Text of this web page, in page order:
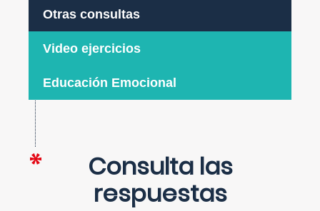
Otras consultas
Video ejercicios
Educación Emocional
Consulta las
respuestas